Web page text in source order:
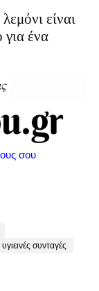
είναι
για ένα
σου
υγιεινές συνταγές